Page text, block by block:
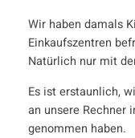
Wir haben damals
Einkaufszentren
Natürlich nur mit
Es ist erstaunlich,
an unsere Rechner
genommen haben.